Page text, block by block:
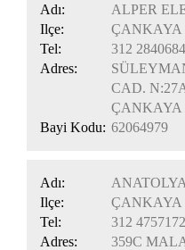
Adı:
ALPER
Ilçe:
ÇANKAYA
Tel:
312 2840684
Adres:
CAD.
ÇANKAYA
Bayi Kodu: 62064979
Adı:
Ilçe:
ÇANKAYA
Tel:
312 4757172
Adres:
359C